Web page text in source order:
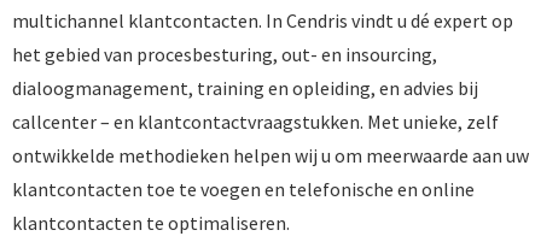
multichannel klantcontacten. In Cendris vindt u dé expert op
het gebied van procesbesturing, out- en insourcing,
dialoogmanagement, training en opleiding, en advies bij
callcenter – en klantcontactvraagstukken. Met unieke, zelf
ontwikkelde methodieken helpen wij u om meerwaarde aan uw
klantcontacten toe te voegen en telefonische en online
klantcontacten te optimaliseren.